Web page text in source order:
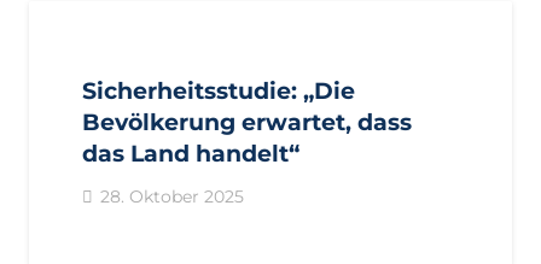
Sicherheitsstudie: „Die
Bevölkerung erwartet, dass
das Land handelt“
28. Oktober 2025